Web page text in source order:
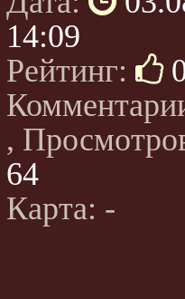
14:09
Рейтинг:
,
64
Карта: -